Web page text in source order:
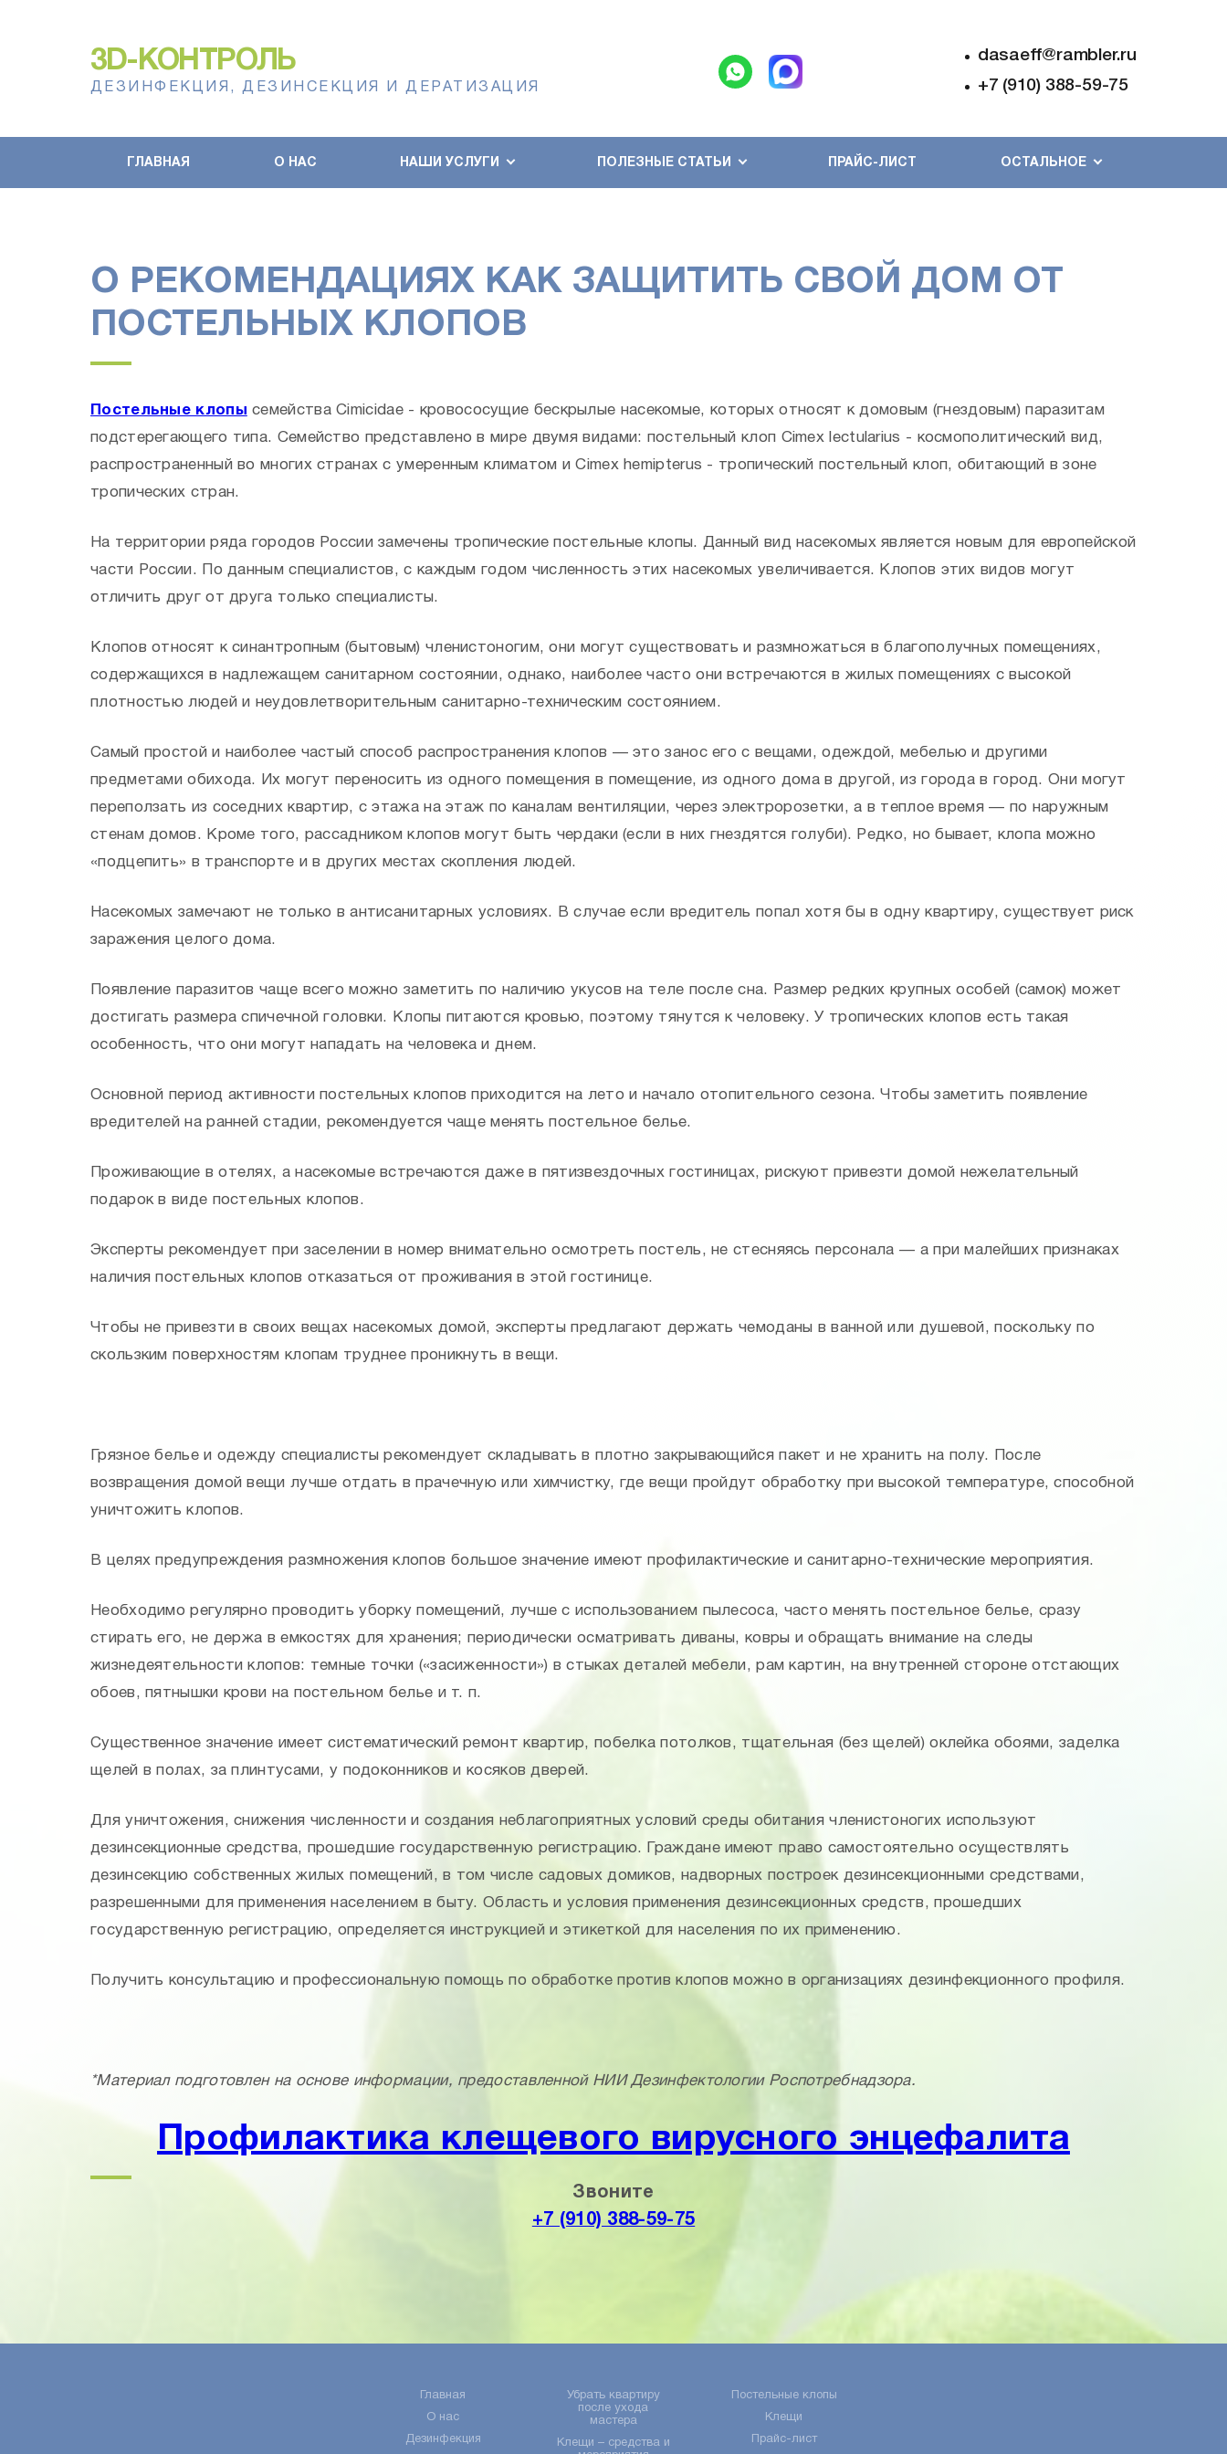
3D-КОНТРОЛЬ
ДЕЗИНФЕКЦИЯ, ДЕЗИНСЕКЦИЯ И ДЕРАТИЗАЦИЯ
dasaeff@rambler.ru
+7 (910) 388-59-75
ГЛАВНАЯ О НАС НАШИ УСЛУГИ ПОЛЕЗНЫЕ СТАТЬИ ПРАЙС-ЛИСТ ОСТАЛЬНОЕ
О РЕКОМЕНДАЦИЯХ КАК ЗАЩИТИТЬ СВОЙ ДОМ ОТ
ПОСТЕЛЬНЫХ КЛОПОВ
Постельные клопы семейства Cimicidae - кровососущие бескрылые насекомые, которых относят к домовым (гнездовым) паразитам
подстерегающего типа. Семейство представлено в мире двумя видами: постельный клоп Cimex lectularius - космополитический вид,
распространенный во многих странах с умеренным климатом и Сimex hemipterus - тропический постельный клоп, обитающий в зоне
тропических стран.
На территории ряда городов России замечены тропические постельные клопы. Данный вид насекомых является новым для европейской
части России. По данным специалистов, с каждым годом численность этих насекомых увеличивается. Клопов этих видов могут
отличить друг от друга только специалисты.
Клопов относят к синантропным (бытовым) членистоногим, они могут существовать и размножаться в благополучных помещениях,
содержащихся в надлежащем санитарном состоянии, однако, наиболее часто они встречаются в жилых помещениях с высокой
плотностью людей и неудовлетворительным санитарно-техническим состоянием.
Самый простой и наиболее частый способ распространения клопов — это занос его с вещами, одеждой, мебелью и другими
предметами обихода. Их могут переносить из одного помещения в помещение, из одного дома в другой, из города в город. Они могут
переползать из соседних квартир, с этажа на этаж по каналам вентиляции, через электророзетки, а в теплое время — по наружным
стенам домов. Кроме того, рассадником клопов могут быть чердаки (если в них гнездятся голуби). Редко, но бывает, клопа можно
«подцепить» в транспорте и в других местах скопления людей.
Насекомых замечают не только в антисанитарных условиях. В случае если вредитель попал хотя бы в одну квартиру, существует риск
заражения целого дома.
Появление паразитов чаще всего можно заметить по наличию укусов на теле после сна. Размер редких крупных особей (самок) может
достигать размера спичечной головки. Клопы питаются кровью, поэтому тянутся к человеку. У тропических клопов есть такая
особенность, что они могут нападать на человека и днем.
Основной период активности постельных клопов приходится на лето и начало отопительного сезона. Чтобы заметить появление
вредителей на ранней стадии, рекомендуется чаще менять постельное белье.
Проживающие в отелях, а насекомые встречаются даже в пятизвездочных гостиницах, рискуют привезти домой нежелательный
подарок в виде постельных клопов.
Эксперты рекомендует при заселении в номер внимательно осмотреть постель, не стесняясь персонала — а при малейших признаках
наличия постельных клопов отказаться от проживания в этой гостинице.
Чтобы не привезти в своих вещах насекомых домой, эксперты предлагают держать чемоданы в ванной или душевой, поскольку по
скользким поверхностям клопам труднее проникнуть в вещи.
Грязное белье и одежду специалисты рекомендует складывать в плотно закрывающийся пакет и не хранить на полу. После
возвращения домой вещи лучше отдать в прачечную или химчистку, где вещи пройдут обработку при высокой температуре, способной
уничтожить клопов.
В целях предупреждения размножения клопов большое значение имеют профилактические и санитарно-технические мероприятия.
Необходимо регулярно проводить уборку помещений, лучше с использованием пылесоса, часто менять постельное белье, сразу
стирать его, не держа в емкостях для хранения; периодически осматривать диваны, ковры и обращать внимание на следы
жизнедеятельности клопов: темные точки («засиженности») в стыках деталей мебели, рам картин, на внутренней стороне отстающих
обоев, пятнышки крови на постельном белье и т. п.
Существенное значение имеет систематический ремонт квартир, побелка потолков, тщательная (без щелей) оклейка обоями, заделка
щелей в полах, за плинтусами, у подоконников и косяков дверей.
Для уничтожения, снижения численности и создания неблагоприятных условий среды обитания членистоногих используют
дезинсекционные средства, прошедшие государственную регистрацию. Граждане имеют право самостоятельно осуществлять
дезинсекцию собственных жилых помещений, в том числе садовых домиков, надворных построек дезинсекционными средствами,
разрешенными для применения населением в быту. Область и условия применения дезинсекционных средств, прошедших
государственную регистрацию, определяется инструкцией и этикеткой для населения по их применению.
Получить консультацию и профессиональную помощь по обработке против клопов можно в организациях дезинфекционного профиля.
*Материал подготовлен на основе информации, предоставленной НИИ Дезинфектологии Роспотребнадзора.
Профилактика клещевого вирусного энцефалита
Звоните
+7 (910) 388-59-75
Главная
О нас
Дезинфекция
Убрать квартиру
после ухода
мастера
Клещи – средства и
Постельные клопы
Клещи
Прайс-лист